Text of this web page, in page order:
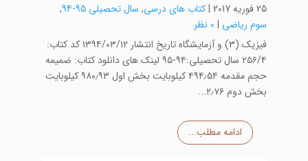
25 فوریه 2017 |کتاب های درسی, سال تحصیلی 95-94
,
سوم ریاضی | 0 نظر
فیزیک (۳) و آزمایشگاه تاریخ انتشار ۱۳۹۴/۰۳/۱۲ کد کتاب:
۲۵۶/۴ سال تحصیلی:۹۴-۹۵ لینک های دانلود کتاب: ضمیمه
حجم مقدمه ۴۹۴٫۵۴ کیلوبایت بخش اول ۹۸۰٫۹۳ کیلوبایت
بخش دوم ۲٫۷۶...
ادامه مطلب...